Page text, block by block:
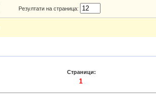
Резултати на страница:
Страници:
1